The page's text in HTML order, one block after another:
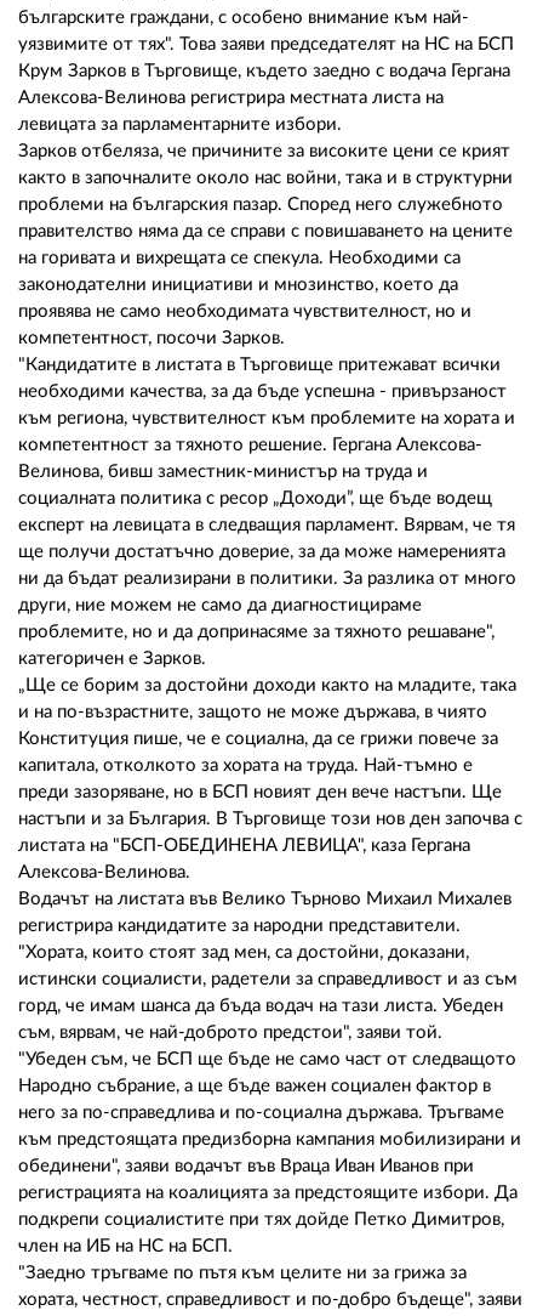
българските граждани, с особено внимание към най-
уязвимите от тях". Това заяви председателят на НС на БСП
Крум Зарков в Търговище, където заедно с водача Гергана
Алексова-Велинова регистрира местната листа на
левицата за парламентарните избори.
Зарков отбеляза, че причините за високите цени се крият
както в започналите около нас войни, така и в структурни
проблеми на българския пазар. Според него служебното
правителство няма да се справи с повишаването на цените
на горивата и вихрещата се спекула. Необходими са
законодателни инициативи и мнозинство, което да
проявява не само необходимата чувствителност, но и
компетентност, посочи Зарков.
"Кандидатите в листата в Търговище притежават всички
необходими качества, за да бъде успешна - привързаност
към региона, чувствителност към проблемите на хората и
компетентност за тяхното решение. Гергана Алексова-
Велинова, бивш заместник-министър на труда и
социалната политика с ресор „Доходи”, ще бъде водещ
експерт на левицата в следващия парламент. Вярвам, че тя
ще получи достатъчно доверие, за да може намеренията
ни да бъдат реализирани в политики. За разлика от много
други, ние можем не само да диагностицираме
проблемите, но и да допринасяме за тяхното решаване",
категоричен е Зарков.
„Ще се борим за достойни доходи както на младите, така
и на по-възрастните, защото не може държава, в чиято
Конституция пише, че е социална, да се грижи повече за
капитала, отколкото за хората на труда. Най-тъмно е
преди зазоряване, но в БСП новият ден вече настъпи. Ще
настъпи и за България. В Търговище този нов ден започва с
листата на "БСП-ОБЕДИНЕНА ЛЕВИЦА", каза Гергана
Алексова-Велинова.
Водачът на листата във Велико Търново Михаил Михалев
регистрира кандидатите за народни представители.
"Хората, които стоят зад мен, са достойни, доказани,
истински социалисти, радетели за справедливост и аз съм
горд, че имам шанса да бъда водач на тази листа. Убеден
съм, вярвам, че най-доброто предстои", заяви той.
"Убеден съм, че БСП ще бъде не само част от следващото
Народно събрание, а ще бъде важен социален фактор в
него за по-справедлива и по-социална държава. Тръгваме
към предстоящата предизборна кампания мобилизирани и
обединени", заяви водачът във Враца Иван Иванов при
регистрацията на коалицията за предстоящите избори. Да
подкрепи социалистите при тях дойде Петко Димитров,
член на ИБ на НС на БСП.
"Заедно тръгваме по пътя към целите ни за грижа за
хората, честност, справедливост и по-добро бъдеще", заяви